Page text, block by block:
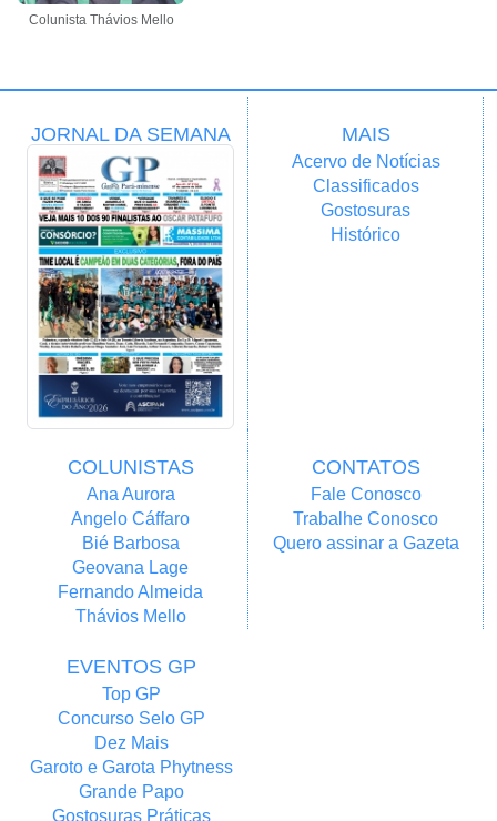
Colunista Thávios Mello
JORNAL DA SEMANA MAIS
Acervo de Notícias
Classificados
Gostosuras
Histórico
COLUNISTAS
Ana Aurora
Angelo Cáffaro
Bié Barbosa
Geovana Lage
Fernando Almeida
Thávios Mello
CONTATOS
Fale Conosco
Trabalhe Conosco
Quero assinar a Gazeta
EVENTOS GP
Top GP
Concurso Selo GP
Dez Mais
Garoto e Garota Phytness
Grande Papo
Gostosuras Práticas